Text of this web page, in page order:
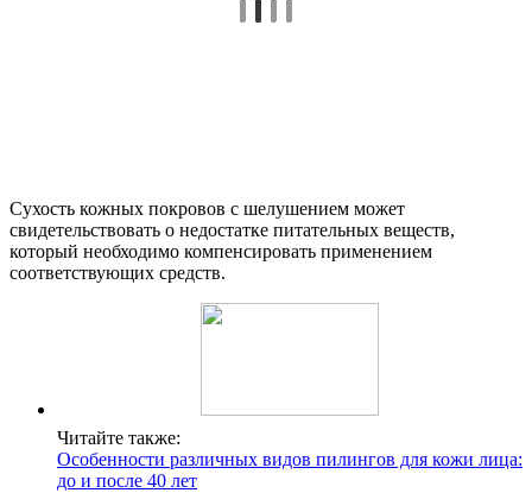
Сухость кожных покровов с шелушением может
свидетельствовать о недостатке питательных веществ,
который необходимо компенсировать применением
соответствующих средств.
Читайте также:
Особенности различных видов пилингов для кожи лица:
до и после 40 лет